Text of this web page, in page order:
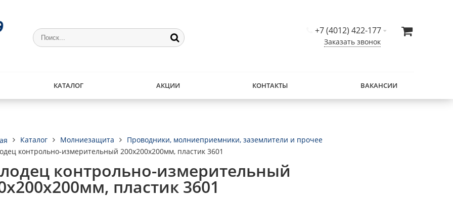
+7 (4012) 422-177
Заказать звонок
КАТАЛОГ АКЦИИ КОНТАКТЫ ВАКАНСИИ
Каталог Молниезащита
Проводники, молниеприемники, заземлители и прочее
контрольно-измерительный 200х200х200мм, пластик 3601
контрольно-измерительный
пластик 3601